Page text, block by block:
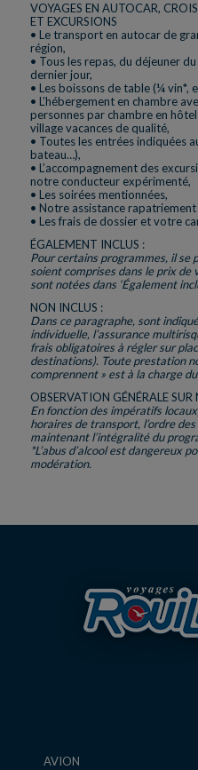
VOYAGES EN AUTOCAR,
ET EXCURSIONS
• Le transport en autocar de
région,
• Tous les repas, du déjeuner
dernier jour,
• Les boissons de table (¼ vin*,
• L’hébergement en chambre
personnes par chambre en
village vacances de qualité,
• Toutes les entrées indiquées
bateau…),
• L’accompagnement des
notre conducteur expérimenté,
• Les soirées mentionnées,
• Notre assistance
• Les frais de dossier et votre
ÉGALEMENT INCLUS :
Pour certains programmes, il se
soient comprises dans le prix de
sont notées dans ‘Également
NON INCLUS :
Dans ce paragraphe, sont
individuelle, l’assurance
frais obligatoires à régler sur
destinations). Toute prestation
comprennent » est à la charge
OBSERVATION GÉNÉRALE
En fonction des impératifs
horaires de transport, l’ordre
maintenant l’intégralité du
*L’abus d’alcool est dangereux
modération.
AVION